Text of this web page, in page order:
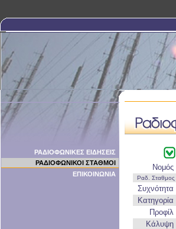
ΡΑΔΙΟΦΩΝΙΚΕΣ ΕΙΔΗΣΕΙΣ
ΡΑΔΙΟΦΩΝΙΚΟΙ ΣΤΑΘΜΟΙ
ΕΠΙΚΟΙΝΩΝΙΑ
Νομός
Ραδ. Σταθμος
Συχνότητα
Κατηγορία
Προφίλ
Κάλυψη